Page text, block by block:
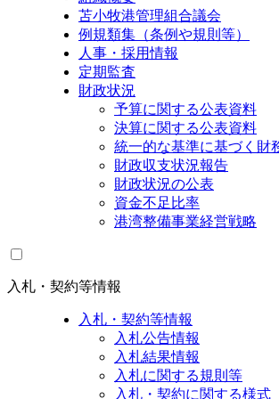
苫小牧港管理組合議会
例規類集（条例や規則等）
人事・採用情報
定期監査
財政状況
予算に関する公表資料
決算に関する公表資料
統一的な基準に基づく財
財政収支状況報告
財政状況の公表
資金不足比率
港湾整備事業経営戦略
入札・契約等情報
入札・契約等情報
入札公告情報
入札結果情報
入札に関する規則等
入札・契約に関する様式